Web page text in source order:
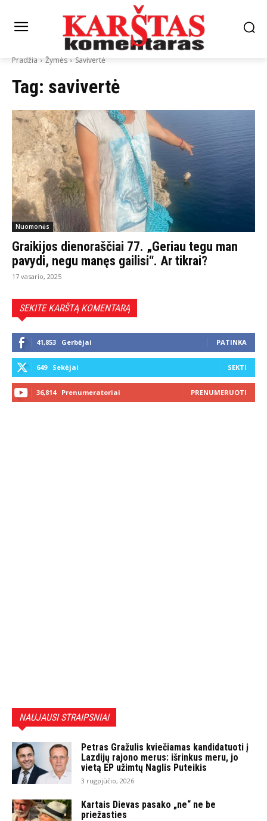
Pradžia Žymės Savivertė
Tag: savivertė
Nuomonės
Graikijos dienoraščiai 77. „Geriau tegu man
pavydi, negu manęs gailisi“. Ar tikrai?
17 vasario, 2025
SEKITE KARŠTĄ KOMENTARĄ
41,853 Gerbėjai PATINKA
649 Sekėjai SEKTI
36,814 Prenumeratoriai PRENUMERUOTI
NAUJAUSI STRAIPSNIAI
Petras Gražulis kviečiamas kandidatuoti į
Lazdijų rajono merus: išrinkus meru, jo
vietą EP užimtų Naglis Puteikis
3 rugpjūčio, 2026
Kartais Dievas pasako „ne“ ne be
priežasties